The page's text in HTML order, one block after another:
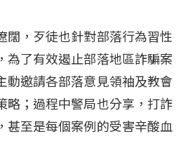
闊，歹徒也針對部落行為習性
為了有效遏止部落地區詐騙案
動邀請各部落意見領袖及教會
略；過程中警局也分享，打詐
甚至是每個案例的受害辛酸血